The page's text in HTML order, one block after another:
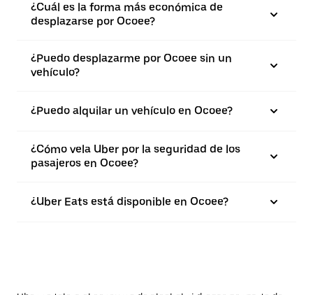
¿Cuál es la forma más económica de
desplazarse por Ocoee?
¿Puedo desplazarme por Ocoee sin un
vehículo?
¿Puedo alquilar un vehículo en Ocoee?
¿Cómo vela Uber por la seguridad de los
pasajeros en Ocoee?
¿Uber Eats está disponible en Ocoee?